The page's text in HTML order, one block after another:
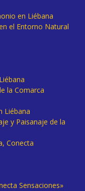
en Liébana
el Entorno Natural
la Comarca
Liébana
y Paisanaje de la
Conecta
Sensaciones»